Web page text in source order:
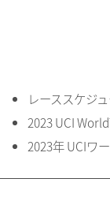
レーススケジ
2023 UCI
2023年 UCIワ